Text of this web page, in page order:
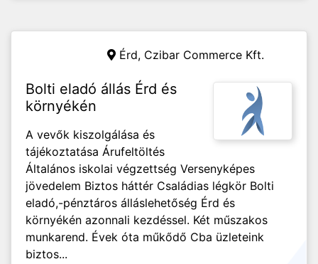
Érd, Czibar Commerce Kft.
Bolti eladó állás Érd és
környékén
A vevők kiszolgálása és
tájékoztatása Árufeltöltés
Általános iskolai végzettség Versenyképes
jövedelem Biztos háttér Családias légkör Bolti
eladó,-pénztáros álláslehetőség Érd és
környékén azonnali kezdéssel. Két műszakos
munkarend. Évek óta műkődő Cba üzleteink
biztos...